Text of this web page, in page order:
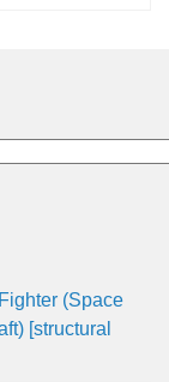
(Space
[structural